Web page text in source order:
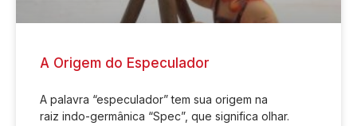
A Origem do Especulador
A palavra “especulador” tem sua origem na
raiz indo-germânica “Spec”, que significa olhar.